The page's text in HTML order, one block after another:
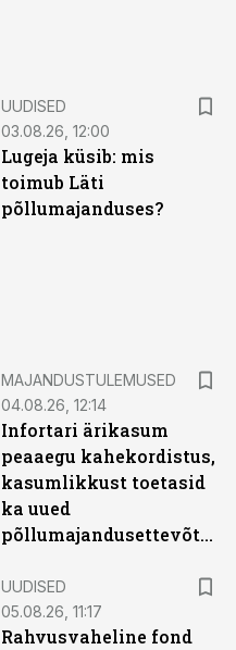
UUDISED
03.08.26, 12:00
Lugeja küsib: mis
toimub Läti
põllumajanduses?
MAJANDUSTULEMUSED
04.08.26, 12:14
Infortari ärikasum
peaaegu kahekordistus,
kasumlikkust toetasid
ka uued
põllumajandusettevõtted
UUDISED
05.08.26, 11:17
Rahvusvaheline fond